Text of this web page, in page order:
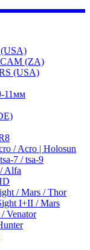
(ZA)
(USA)
11мм
/ Acro | Holosun
7 / tsa-9
Alfa
/ Mars / Thor
I+II / Mars
Venator